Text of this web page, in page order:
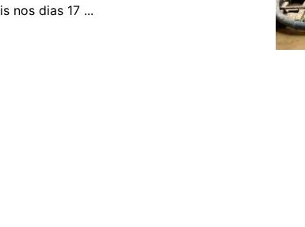
nos dias 17 ...